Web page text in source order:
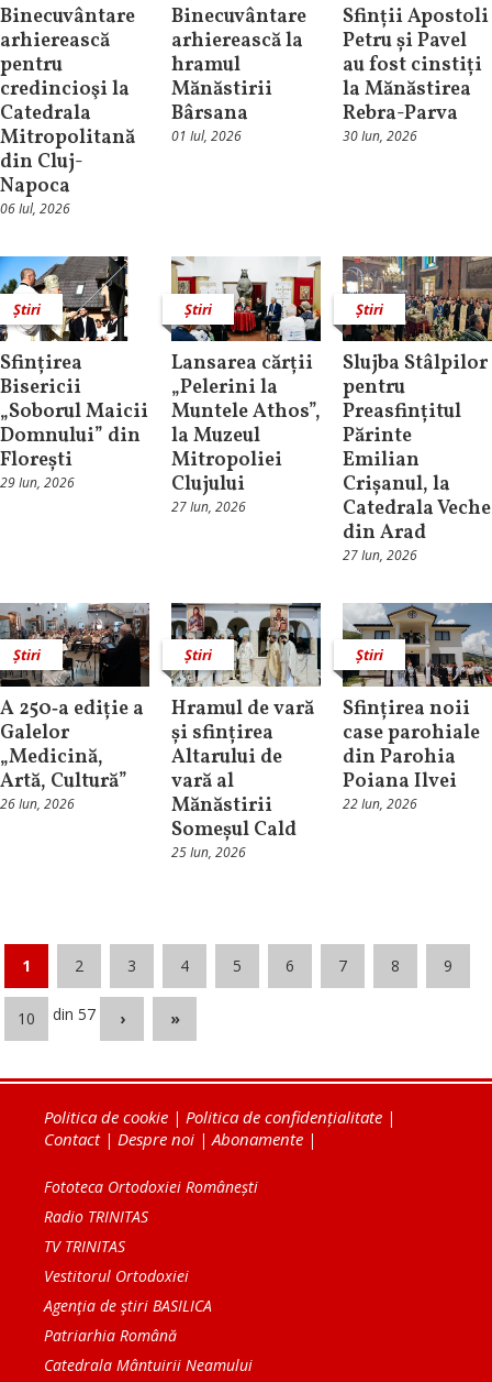
Binecuvântare
arhierească
pentru
credincioşi la
Catedrala
Mitropolitană
din Cluj-
Napoca
06 Iul, 2026
Binecuvântare
arhierească la
hramul
Mănăstirii
Bârsana
01 Iul, 2026
Sfinții Apostoli
Petru și Pavel
au fost cinstiți
la Mănăstirea
Rebra-Parva
30 Iun, 2026
Știri
Sfințirea
Bisericii
„Soborul Maicii
Domnului” din
Florești
29 Iun, 2026
Știri
Lansarea cărții
„Pelerini la
Muntele Athos”,
la Muzeul
Mitropoliei
Clujului
27 Iun, 2026
Știri
Slujba Stâlpilor
pentru
Preasfințitul
Părinte
Emilian
Crișanul, la
Catedrala Veche
din Arad
27 Iun, 2026
Știri
A 250‑a ediție a
Galelor
„Medicină,
Artă, Cultură”
26 Iun, 2026
Știri
Hramul de vară
și sfințirea
Altarului de
vară al
Mănăstirii
Someșul Cald
25 Iun, 2026
Știri
Sfințirea noii
case parohiale
din Parohia
Poiana Ilvei
22 Iun, 2026
1 2 3 4 5 6 7 8 9
10 din 57 › »
Politica de cookie | Politica de confidențialitate |
Contact| Despre noi |Abonamente |
Fototeca Ortodoxiei Românești
Radio TRINITAS
TV TRINITAS
Vestitorul Ortodoxiei
Agenţia de ştiri BASILICA
Patriarhia Română
Catedrala Mântuirii Neamului